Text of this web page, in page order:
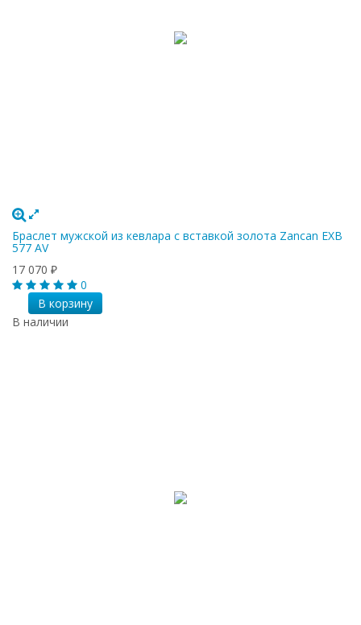
Браслет мужской из кевлара с вставкой золота Zancan EXB
577 AV
17 070 ₽
0
В корзину
В наличии